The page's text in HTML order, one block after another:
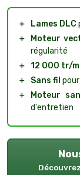
＋ Lames DLC
＋
Moteur
régularité
＋ 12 000 tr/
＋
Sans fil
＋
Moteur
d'entretien